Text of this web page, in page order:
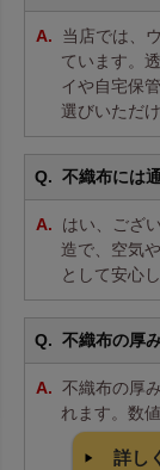
当店では、
ています。
イや自宅保
選びいただけ
不織布には
はい、ござ
造で、空気
として安心
不織布の厚
不織布の厚
れます。数
詳し